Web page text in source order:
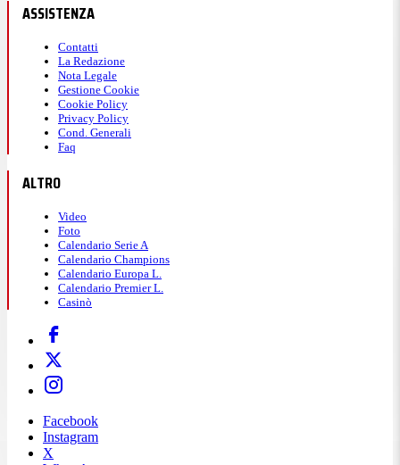
ASSISTENZA
Contatti
La Redazione
Nota Legale
Gestione Cookie
Cookie Policy
Privacy Policy
Cond. Generali
Faq
ALTRO
Video
Foto
Calendario Serie A
Calendario Champions
Calendario Europa L.
Calendario Premier L.
Casinò
Facebook
Instagram
X